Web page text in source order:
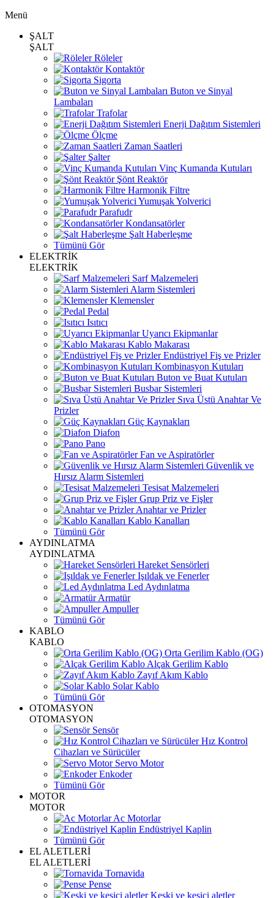
Menü
ŞALT
ŞALT
Röleler
Kontaktör
Sigorta
Buton ve Sinyal
Lambaları
Trafolar
Enerji Dağıtım Sistemleri
Ölçme
Zaman Saatleri
Şalter
Vinç Kumanda Kutuları
Şönt Reaktör
Harmonik Filtre
Yumuşak Yolverici
Parafudr
Kondansatörler
Şalt Haberleşme
Tümünü Gör
ELEKTRİK
ELEKTRİK
Sarf Malzemeleri
Alarm Sistemleri
Klemensler
Pedal
Isıtıcı
Uyarıcı Ekipmanlar
Kablo Makarası
Endüstriyel Fiş ve Prizler
Kombinasyon Kutuları
Buton ve Buat Kutuları
Busbar Sistemleri
Sıva Üstü Anahtar Ve
Prizler
Güç Kaynakları
Diafon
Pano
Fan ve Aspiratörler
Güvenlik ve
Hırsız Alarm Sistemleri
Tesisat Malzemeleri
Grup Priz ve Fişler
Anahtar ve Prizler
Kablo Kanalları
Tümünü Gör
AYDINLATMA
AYDINLATMA
Hareket Sensörleri
Işıldak ve Fenerler
Led Aydınlatma
Armatür
Ampuller
Tümünü Gör
KABLO
KABLO
Orta Gerilim Kablo (OG)
Alçak Gerilim Kablo
Zayıf Akım Kablo
Solar Kablo
Tümünü Gör
OTOMASYON
OTOMASYON
Sensör
Hız Kontrol
Cihazları ve Sürücüler
Servo Motor
Enkoder
Tümünü Gör
MOTOR
MOTOR
Ac Motorlar
Endüstriyel Kaplin
Tümünü Gör
EL ALETLERİ
EL ALETLERİ
Tornavida
Pense
Keski ve kesici aletler